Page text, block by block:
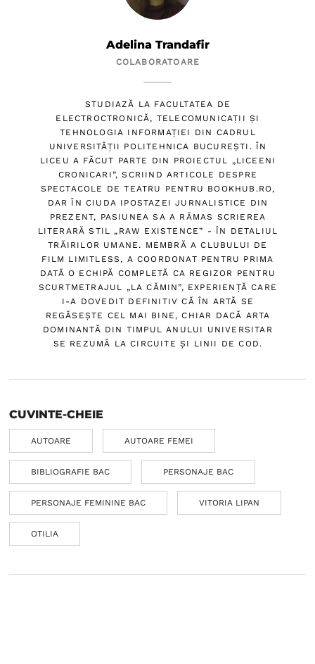
Adelina Trandafir
COLABORATOARE
STUDIAZĂ LA FACULTATEA DE
ELECTROCTRONICĂ, TELECOMUNICAȚII ȘI
TEHNOLOGIA INFORMAȚIEI DIN CADRUL
UNIVERSITĂȚII POLITEHNICA BUCUREȘTI. ÎN
LICEU A FĂCUT PARTE DIN PROIECTUL „LICEENI
CRONICARI”, SCRIIND ARTICOLE DESPRE
SPECTACOLE DE TEATRU PENTRU BOOKHUB.RO,
DAR ÎN CIUDA IPOSTAZEI JURNALISTICE DIN
PREZENT, PASIUNEA SA A RĂMAS SCRIEREA
LITERARĂ STIL „RAW EXISTENCE” - ÎN DETALIUL
TRĂIRILOR UMANE. MEMBRĂ A CLUBULUI DE
FILM LIMITLESS, A COORDONAT PENTRU PRIMA
DATĂ O ECHIPĂ COMPLETĂ CA REGIZOR PENTRU
SCURTMETRAJUL „LA CĂMIN”, EXPERIENȚĂ CARE
I-A DOVEDIT DEFINITIV CĂ ÎN ARTĂ SE
REGĂSEȘTE CEL MAI BINE, CHIAR DACĂ ARTA
DOMINANTĂ DIN TIMPUL ANULUI UNIVERSITAR
SE REZUMĂ LA CIRCUITE ȘI LINII DE COD.
CUVINTE-CHEIE
AUTOARE AUTOARE FEMEI
BIBLIOGRAFIE BAC PERSONAJE BAC
PERSONAJE FEMININE BAC VITORIA LIPAN
OTILIA